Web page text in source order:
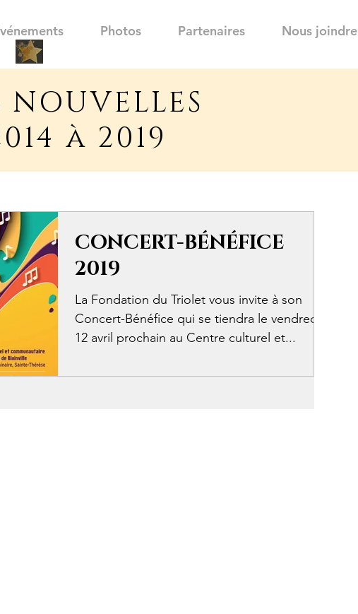
Photos Partenaires Nous joindre
NOUVELLES
à 2019
CONCERT-BÉNÉFICE
2019
La Fondation du Triolet vous invite à son
Concert-Bénéfice qui se tiendra le vendredi
12 avril prochain au Centre culturel et...